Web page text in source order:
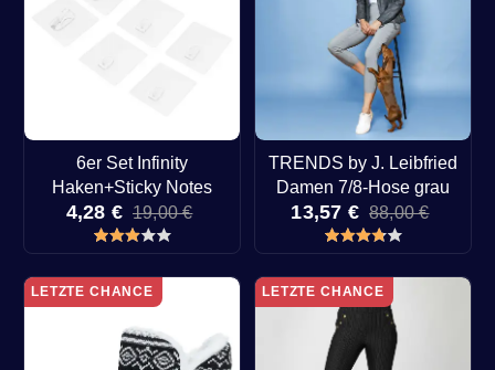
6er Set Infinity
Haken+Sticky Notes
4,28 € 19,00 €
TRENDS by J. Leibfried
Damen 7/8-Hose grau
13,57 € 88,00 €
LETZTE CHANCE LETZTE CHANCE